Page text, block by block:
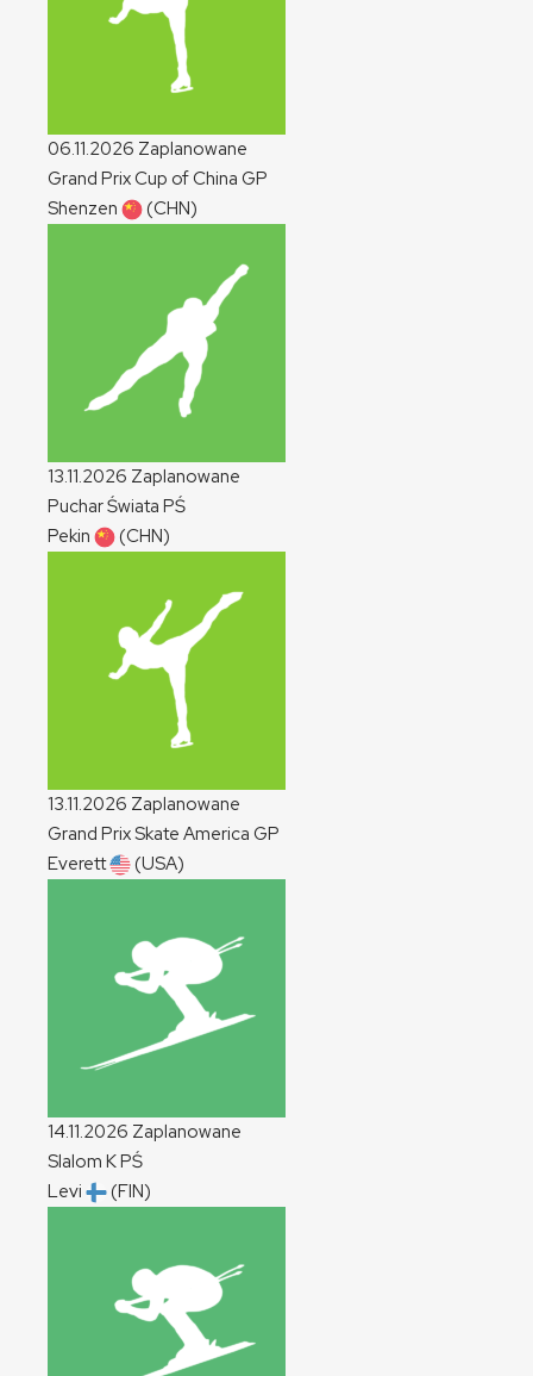
06.11.2026 Zaplanowane
Grand Prix Cup of China GP
Shenzen
(CHN)
13.11.2026 Zaplanowane
Puchar Świata PŚ
Pekin
(CHN)
13.11.2026 Zaplanowane
Grand Prix Skate America GP
Everett
(USA)
14.11.2026 Zaplanowane
Slalom KPŚ
Levi
(FIN)